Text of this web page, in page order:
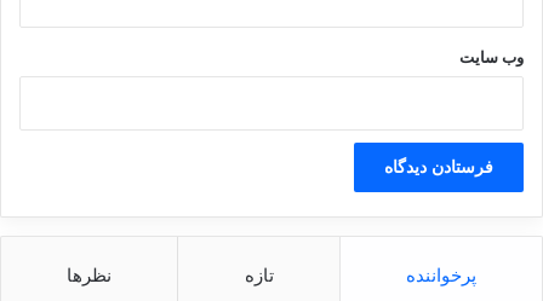
وب‌ سایت
پرخواننده تازه نظرها